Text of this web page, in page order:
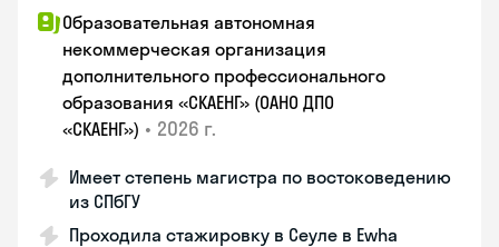
Образовательная автономная
некоммерческая организация
дополнительного профессионального
образования «СКАЕНГ» (ОАНО ДПО
«СКАЕНГ») • 2026 г.
Имеет степень магистра по востоковедению
из СПбГУ
Проходила стажировку в Сеуле в Ewha